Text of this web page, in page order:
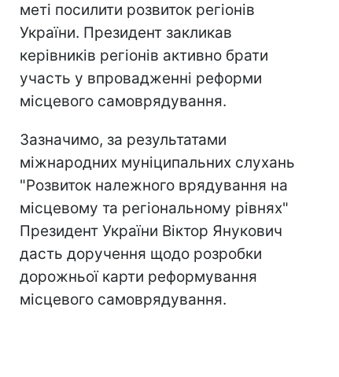
меті посилити розвиток регіонів
України. Президент закликав
керівників регіонів активно брати
участь у впровадженні реформи
місцевого самоврядування.
Зазначимо, за результатами
міжнародних муніципальних слухань
"Розвиток належного врядування на
місцевому та регіональному рівнях"
Президент України Віктор Янукович
дасть доручення щодо розробки
дорожньої карти реформування
місцевого самоврядування.